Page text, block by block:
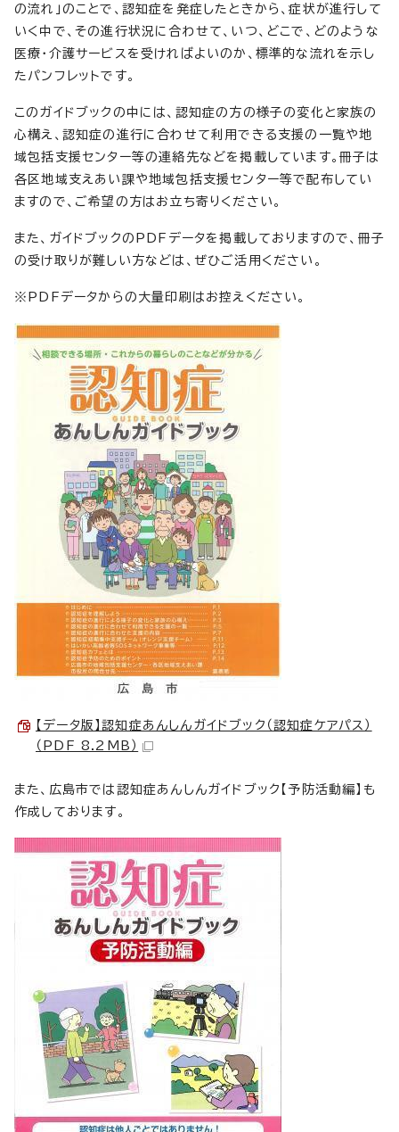
の流れ」のことで、認知症を発症したときから、症状が進行して
いく中で、その進行状況に合わせて、いつ、どこで、どのような
医療・介護サービスを受ければよいのか、標準的な流れを示し
たパンフレットです。
このガイドブックの中には、認知症の方の様子の変化と家族の
心構え、認知症の進行に合わせて利用できる支援の一覧や地
域包括支援センター等の連絡先などを掲載しています。冊子は
各区地域支えあい課や地域包括支援センター等で配布してい
ますので、ご希望の方はお立ち寄りください。
また、ガイドブックのPDFデータを掲載しておりますので、冊子
の受け取りが難しい方などは、ぜひご活用ください。
※PDFデータからの大量印刷はお控えください。
【データ版】認知症あんしんガイドブック（認知症ケアパス）
（PDF 8.2MB）
また、広島市では認知症あんしんガイドブック【予防活動編】も
作成しております。